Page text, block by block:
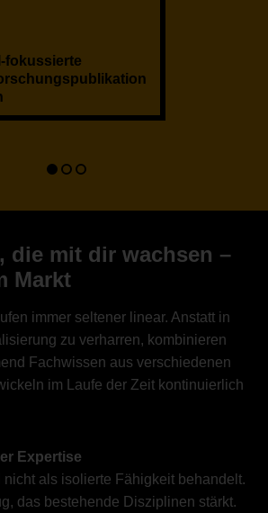
fokussierte
GoGoGo
die mit dir wachsen –
Markt
immer seltener linear. Anstatt in
zu verharren, kombinieren
Fachwissen aus verschiedenen
im Laufe der Zeit kontinuierlich
Expertise
nicht als isolierte Fähigkeit behandelt.
das bestehende Disziplinen stärkt.